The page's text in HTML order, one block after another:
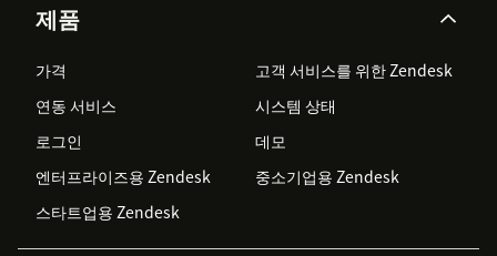
제품
가격
고객 서비스를 위한 Zendesk
연동 서비스
시스템 상태
로그인
데모
엔터프라이즈용 Zendesk
중소기업용 Zendesk
스타트업용 Zendesk